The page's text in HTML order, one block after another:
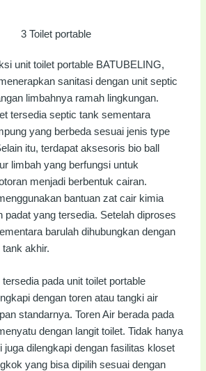
unit toilet portable BATUBELING,
sanitasi dengan unit septic
limbahnya ramah lingkungan.
tersedia septic tank sementara
yang berbeda sesuai jenis type
itu, terdapat aksesoris bio ball
limbah yang berfungsi untuk
menjadi berbentuk cairan.
bantuan zat cair kimia
padat yang tersedia. Setelah diproses
barulah dihubungkan dengan
akhir.
pada unit toilet portable
dengan toren atau tangki air
standarnya. Toren Air berada pada
dengan langit toilet. Tidak hanya
juga dilengkapi dengan fasilitas kloset
yang bisa dipilih sesuai dengan